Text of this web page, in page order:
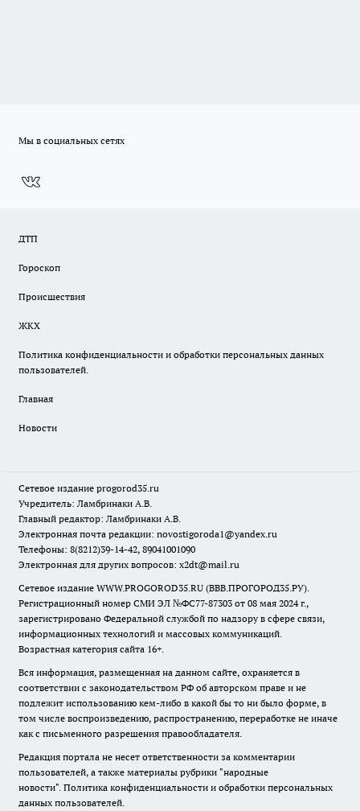
Мы в социальных сетях
ДТП
Гороскоп
Происшествия
ЖКХ
Политика конфиденциальности и обработки персональных данных
пользователей.
Главная
Новости
Сетевое издание progorod35.ru
Учредитель: Ламбринаки А.В.
Главный редактор: Ламбринаки А.В.
Электронная почта редакции: novostigoroda1@yandex.ru
Телефоны: 8(8212)39-14-42, 89041001090
Электронная для других вопросов: x2dt@mail.ru
Сетевое издание WWW.PROGOROD35.RU (ВВВ.ПРОГОРОД35.РУ).
Регистрационный номер СМИ ЭЛ №ФС77-87303 от 08 мая 2024 г.,
зарегистрировано Федеральной службой по надзору в сфере связи,
информационных технологий и массовых коммуникаций.
Возрастная категория сайта 16+.
Вся информация, размещенная на данном сайте, охраняется в
соответствии с законодательством РФ об авторском праве и не
подлежит использованию кем-либо в какой бы то ни было форме, в
том числе воспроизведению, распространению, переработке не иначе
как с письменного разрешения правообладателя.
Редакция портала не несет ответственности за комментарии
пользователей, а также материалы рубрики "народные
новости". Политика конфиденциальности и обработки персональных
данных пользователей.